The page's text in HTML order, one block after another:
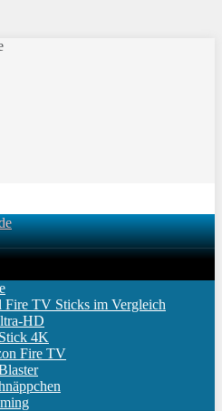
TV Sticks im Vergleich
HD
4K
Fire TV